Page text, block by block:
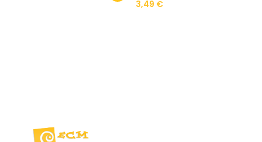
3,49 €